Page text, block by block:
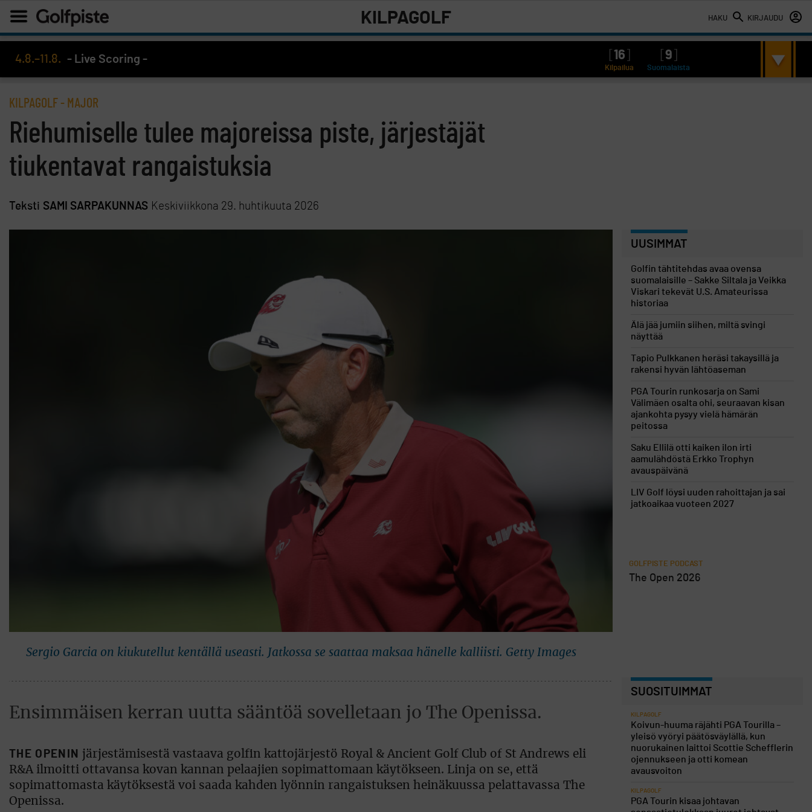
HAKU KIRJAUDU
KILPAGOLF
4.8.–11.8. - Live Scoring - 16 9
Kilpailua Suomalaista
KILPAGOLF - MAJOR
Riehumiselle tulee majoreissa piste, järjestäjät
tiukentavat rangaistuksia
Teksti SAMI SARPAKUNNAS Keskiviikkona 29. huhtikuuta 2026
Sergio Garcia on kiukutellut kentällä useasti. Jatkossa se saattaa maksaa hänelle kalliisti. Getty Images
Ensimmäisen kerran uutta sääntöä sovelletaan jo The Openissa.
THE OPENIN järjestämisestä vastaava golfin kattojärjestö Royal & Ancient Golf Club of St Andrews eli
R&A ilmoitti ottavansa kovan kannan pelaajien sopimattomaan käytökseen. Linja on se, että
sopimattomasta käytöksestä voi saada kahden lyönnin rangaistuksen heinäkuussa pelattavassa The
Openissa.
UUSIMMAT
Golfin tähtitehdas avaa ovensa
suomalaisille – Sakke Siltala ja Veikka
Viskari tekevät U.S. Amateurissa
historiaa
Älä jää jumiin siihen, miltä svingi
näyttää
Tapio Pulkkanen heräsi takaysillä ja
rakensi hyvän lähtöaseman
PGA Tourin runkosarja on Sami
Välimäen osalta ohi, seuraavan kisan
ajankohta pysyy vielä hämärän
peitossa
Saku Ellilä otti kaiken ilon irti
aamulähdöstä Erkko Trophyn
avauspäivänä
LIV Golf löysi uuden rahoittajan ja sai
jatkoaikaa vuoteen 2027
GOLFPISTE PODCAST
The Open 2026
SUOSITUIMMAT
KILPAGOLF
Koivun-huuma räjähti PGA Tourilla –
yleisö vyöryi päätösväylällä, kun
nuorukainen laittoi Scottie Schefflerin
ojennukseen ja otti komean
avausvoiton
KILPAGOLF
PGA Tourin kisaa johtavan